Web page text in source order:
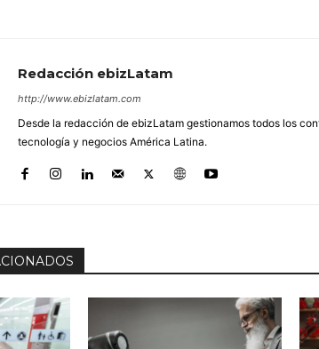
Redacción ebizLatam
http://www.ebizlatam.com
Desde la redacción de ebizLatam gestionamos todos los
tecnología y negocios América Latina.